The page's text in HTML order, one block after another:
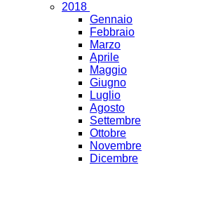
2018
Gennaio
Febbraio
Marzo
Aprile
Maggio
Giugno
Luglio
Agosto
Settembre
Ottobre
Novembre
Dicembre